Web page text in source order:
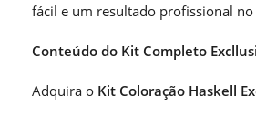
fácil e um resultado profissional no
Conteúdo do Kit Completo
Adquira o Kit Coloração Haskell